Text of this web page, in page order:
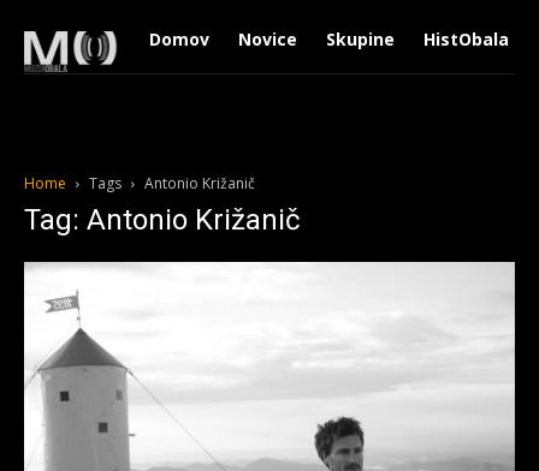
Domov Novice Skupine HistObala
Home Tags Antonio Križanič
Tag: Antonio Križanič